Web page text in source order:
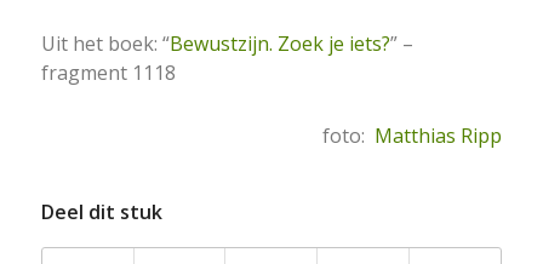
Uit het boek: “Bewustzijn. Zoek je iets?” –
fragment 1118
foto: Matthias Ripp
Deel dit stuk